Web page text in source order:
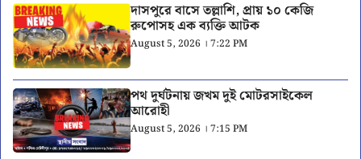
দাসপুরে বাসে তল্লাশি, প্রায় ১০ কেজি
রুপোসহ এক ব্যক্তি আটক
August 5, 2026 । 7:22 PM
পথ দুর্ঘটনায় জখম দুই মোটরসাইকেল
আরোহী
August 5, 2026 । 7:15 PM